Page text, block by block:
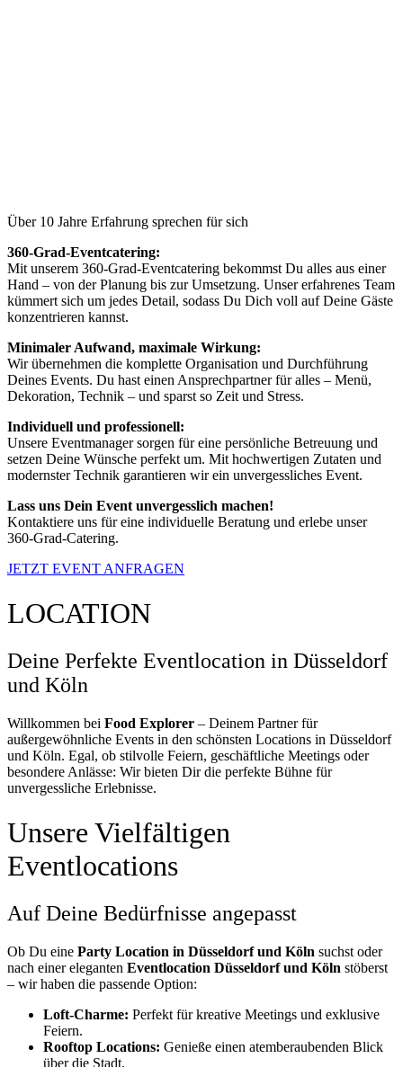
Über 10 Jahre Erfahrung sprechen für sich
360-Grad-Eventcatering:
Mit unserem 360-Grad-Eventcatering bekommst Du alles aus einer
Hand – von der Planung bis zur Umsetzung. Unser erfahrenes Team
kümmert sich um jedes Detail, sodass Du Dich voll auf Deine Gäste
konzentrieren kannst.
Minimaler Aufwand, maximale Wirkung:
Wir übernehmen die komplette Organisation und Durchführung
Deines Events. Du hast einen Ansprechpartner für alles – Menü,
Dekoration, Technik – und sparst so Zeit und Stress.
Individuell und professionell:
Unsere Eventmanager sorgen für eine persönliche Betreuung und
setzen Deine Wünsche perfekt um. Mit hochwertigen Zutaten und
modernster Technik garantieren wir ein unvergessliches Event.
Lass uns Dein Event unvergesslich machen!
Kontaktiere uns für eine individuelle Beratung und erlebe unser
360-Grad-Catering.
JETZT EVENT ANFRAGEN
LOCATION
Deine Perfekte Eventlocation in Düsseldorf
und Köln
Willkommen bei Food Explorer – Deinem Partner für
außergewöhnliche Events in den schönsten Locations in Düsseldorf
und Köln. Egal, ob stilvolle Feiern, geschäftliche Meetings oder
besondere Anlässe: Wir bieten Dir die perfekte Bühne für
unvergessliche Erlebnisse.
Unsere Vielfältigen
Eventlocations
Auf Deine Bedürfnisse angepasst
Ob Du eine Party Location in Düsseldorf und Köln suchst oder
nach einer eleganten Eventlocation Düsseldorf und Köln stöberst
– wir haben die passende Option:
Loft-Charme: Perfekt für kreative Meetings und exklusive
Feiern.
Rooftop Locations: Genieße einen atemberaubenden Blick
über die Stadt.